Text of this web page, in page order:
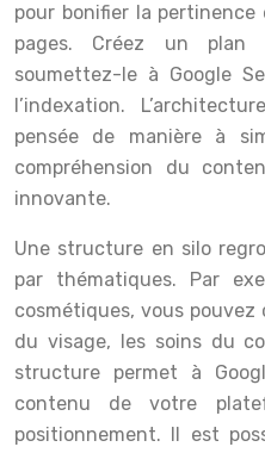
pour bonifier la
pages. Créez un plan
soumettez-le à Google
l’indexation.
pensée de manière à
compréhension du
innovante.
Une structure en silo
par thématiques. Par
cosmétiques, vous pouvez
du visage, les soins du
structure permet à
contenu de votre
positionnement. Il est